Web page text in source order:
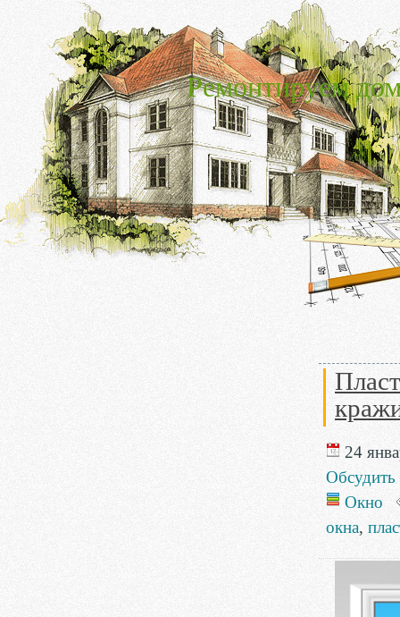
Ремонтируем
24
Обсудить
Окно
окна,